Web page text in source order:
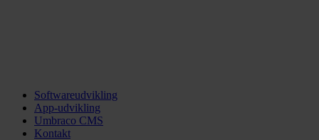
Softwareudvikling
App-udvikling
Umbraco CMS
Kontakt